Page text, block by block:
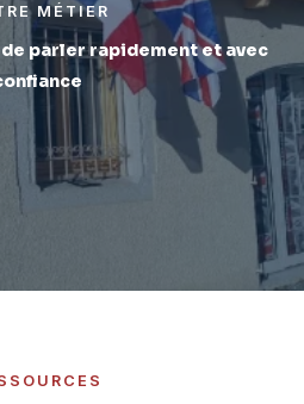
MÉTIER
parler rapidement et avec